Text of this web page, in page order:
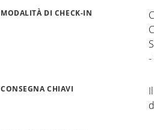
MODALITÀ DI CHECK-IN
CONSEGNA CHIAVI